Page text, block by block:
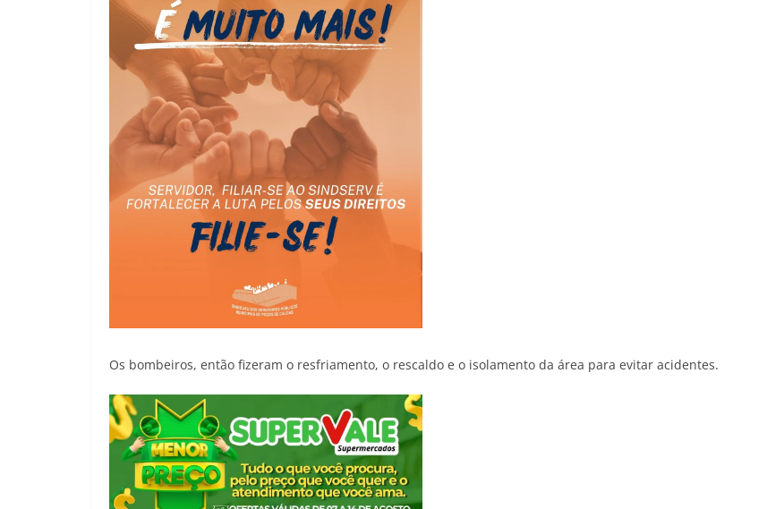
Os bombeiros, então fizeram o resfriamento, o rescaldo e o isolamento da área para evitar acidentes.